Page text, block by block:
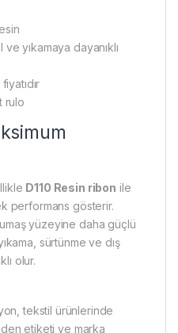
ve yıkamaya dayanıklı
rulo
D110 Resin ribon ile
performans gösterir.
yüzeyine daha güçlü
sürtünme ve dış
olur.
tekstil ürünlerinde
etiketi ve marka